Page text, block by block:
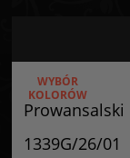
Certyfikaty i
Posiada oznaczenie
Prowansalski
1339G/26/01
WYBÓR
KOLORÓW